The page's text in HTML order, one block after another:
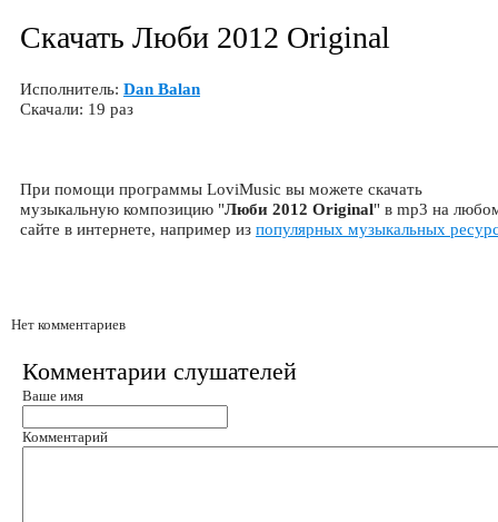
Скачать Люби 2012 Original
Исполнитель: Dan Balan
Скачали: 19 раз
При помощи программы LoviMusic вы можете скачать
музыкальную композицию "Люби 2012 Original" в mp3 на
сайте в интернете, например из популярных музыкальных
Нет комментариев
Комментарии слушателей
Ваше имя
Комментарий